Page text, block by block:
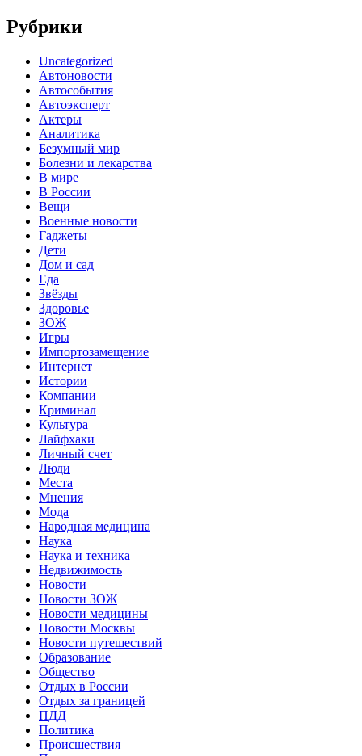
Рубрики
Uncategorized
Автоновости
Автособытия
Автоэксперт
Актеры
Аналитика
Безумный мир
Болезни и лекарства
В мире
В России
Вещи
Военные новости
Гаджеты
Дети
Дом и сад
Еда
Звёзды
Здоровье
ЗОЖ
Игры
Импортозамещение
Интернет
Истории
Компании
Криминал
Культура
Лайфхаки
Личный счет
Люди
Места
Мнения
Мода
Народная медицина
Наука
Наука и техника
Недвижимость
Новости
Новости ЗОЖ
Новости медицины
Новости Москвы
Новости путешествий
Образование
Общество
Отдых в России
Отдых за границей
ПДД
Политика
Происшествия